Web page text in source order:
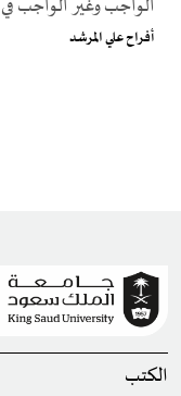
الواجب وغير الواجب
أفراح علي المرشد
الكتب